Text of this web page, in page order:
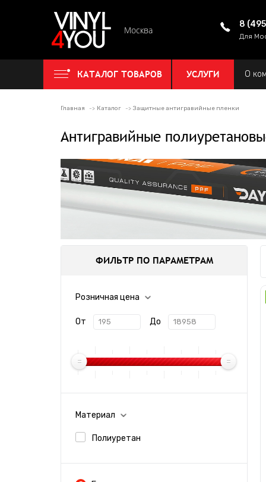
Москва
8
Для
КАТАЛОГ ТОВАРОВ УСЛУГИ О
Главная Каталог Защитные антигравийные пленки
Антигравийные
ФИЛЬТР ПО ПАРАМЕТРАМ
Розничная цена
От До
Материал
Полиуретан